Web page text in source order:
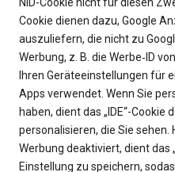
NID-Cookie nicht für diesen
Cookie dienen dazu, Google
auszuliefern, die nicht zu
Werbung, z. B. die Werbe‑ID
Ihren Geräteeinstellungen für
Apps verwendet. Wenn Sie
haben, dient das „IDE“-Cookie
personalisieren, die Sie sehen.
Werbung deaktiviert, dient das
Einstellung zu speichern,